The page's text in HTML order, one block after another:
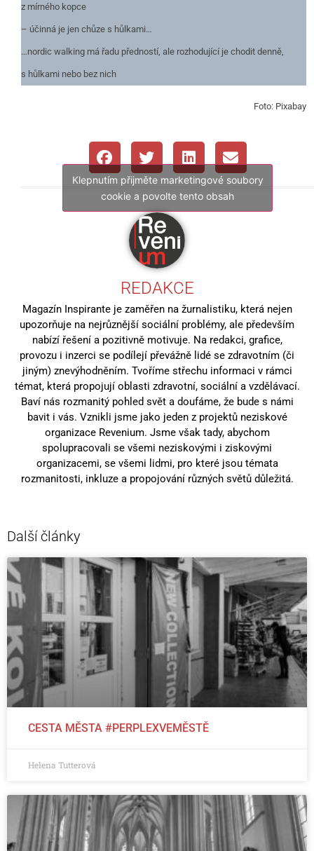
z mírného kopce
– účinná je jen chůze s hůlkami…
…nordic walking má řadu předností, ale rozhodující je chodit denně,
s hůlkami nebo bez nich
Foto: Pixabay
Klepnutím přijměte marketingové soubory
cookie a povolte tento obsah
REDAKCE
Magazín Inspirante je zaměřen na žurnalistiku, která nejen
upozorňuje na nejrůznější sociální problémy, ale především
nabízí řešení a pozitivně motivuje. Na redakci, grafice,
provozu i inzerci se podílejí převážně lidé se zdravotním (či
jiným) znevýhodněním. Tvoříme střechu informaci v rámci
témat, která propojují oblasti zdravotní, sociální a vzdělávací.
Baví nás rozmanitý pohled svět a doufáme, že bude s námi
bavit i vás. Vznikli jsme jako jeden z projektů neziskové
organizace Revenium. Jsme však tady, abychom
spolupracovali se všemi neziskovými i ziskovými
organizacemi, se všemi lidmi, pro které jsou témata
rozmanitosti, inkluze a propojování různých světů důležitá.
Další články
CESTA MĚSTA #PERPLEXVEMĚSTĚ
Helena Tutterová